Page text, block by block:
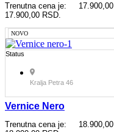
17.900,00
Trenutna cena je:
17.900,00 RSD.
NOVO
Status
Kralja Petra 46
Vernice Nero
18.900,00
Trenutna cena je: